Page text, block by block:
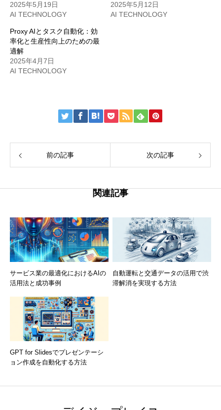
2025年5月19日
AI TECHNOLOGY
2025年5月12日
AI TECHNOLOGY
Proxy AIとタスク自動化：効
率化と生産性向上のための最
適解
2025年4月7日
AI TECHNOLOGY
前の記事 次の記事
関連記事
サービス業の最適化におけるAIの
活用法と成功事例
自動運転と交通データの活用で渋
滞解消を実現する方法
GPT for Slidesでプレゼンテーシ
ョン作成を自動化する方法